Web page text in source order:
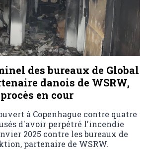
des bureaux de Global
danois de WSRW,
procès en cour
à Copenhague contre quatre
d'avoir perpétré l'incendie
2025 contre les bureaux de
partenaire de WSRW.